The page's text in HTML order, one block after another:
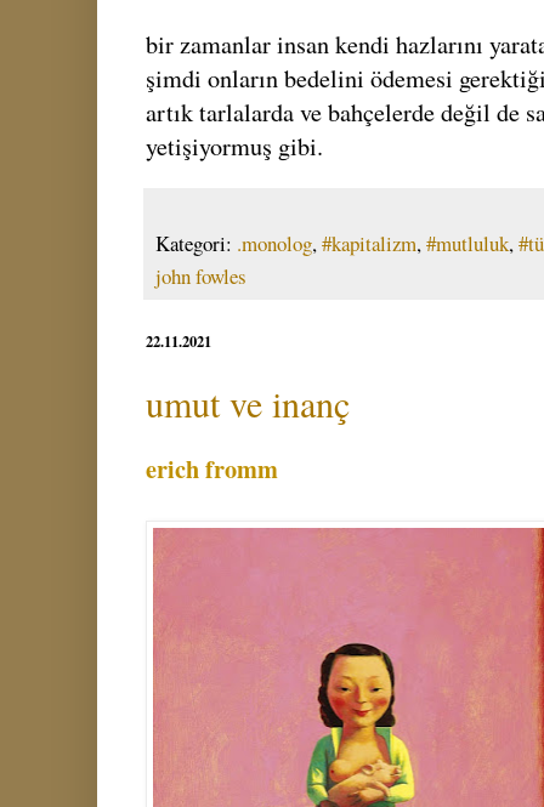
bir zamanlar insan kendi hazlarını
şimdi onların bedelini ödemesi
artık tarlalarda ve bahçelerde değil de
yetişiyormuş gibi.
Kategori: .monolog, #kapitalizm, #mutluluk,
john fowles
22.11.2021
umut ve inanç
erich fromm